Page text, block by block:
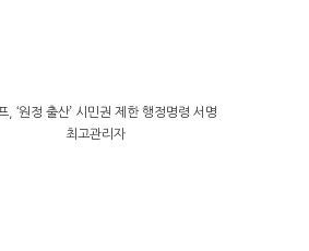
, ‘원정 출산’ 시민권 제한 행정명령 서명
최고관리자